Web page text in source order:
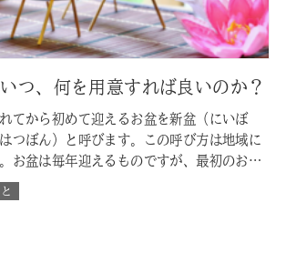
つ、何を用意すれば良いのか？
てから初めて迎えるお盆を新盆（にいぼ
つぼん）と呼びます。この呼び方は地域に
お盆は毎年迎えるものですが、最初のお
故人様が亡くなられて初めて戻られるお盆
盆について詳しく見ていきましょう。 ■新
り、故人様が亡くなられてから初めて迎え